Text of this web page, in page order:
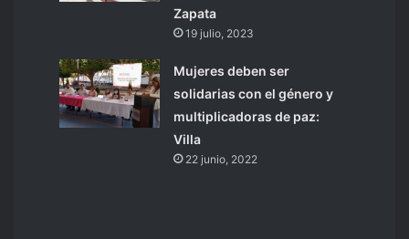
Zapata
19 julio, 2023
Mujeres deben ser
solidarias con el género y
multiplicadoras de paz:
Villa
22 junio, 2022